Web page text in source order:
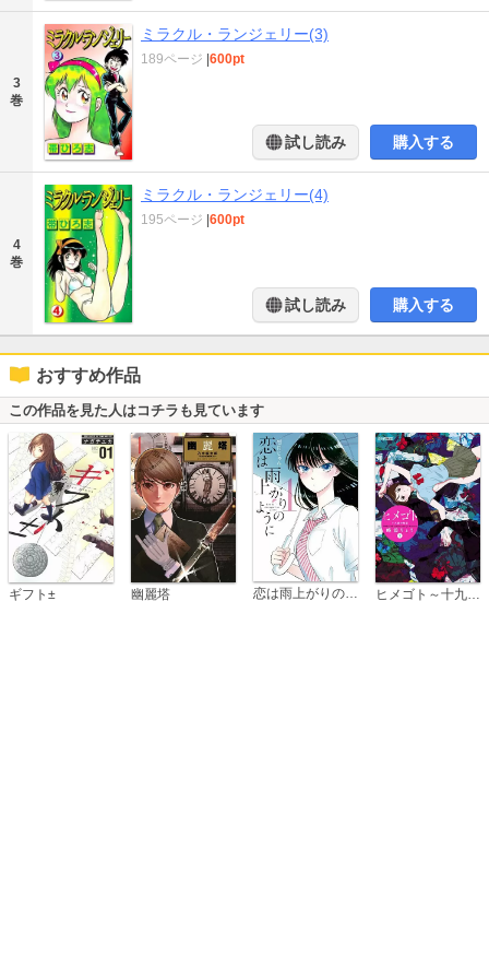
3
巻
ミラクル・ランジェリー(3)
189ページ 600pt
試し読み 購入する
4
巻
ミラクル・ランジェリー(4)
195ページ 600pt
試し読み 購入する
おすすめ作品
この作品を見た人はコチラも見ています
ギフト± 幽麗塔 恋は雨上がりのように